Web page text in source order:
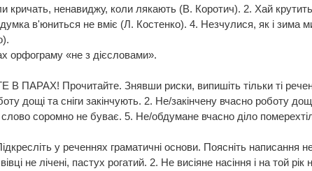
ненавиджу, коли лякають (В. Коротич). 2. Хай
в'юниться не вміє (Л. Костенко). 4. Незчулися, як і
орфограму «не з дієсловами».
Прочитайте. Знявши риски, випишіть тільки ті
дощі та сніги закінчують. 2. Не/закінчену вчасно роботу
соромно не буває. 5. Не/обдумане вчасно діло
у реченнях граматичні основи. Поясніть написання
не лічені, пастух рогатий. 2. Не висіяне насіння і на той